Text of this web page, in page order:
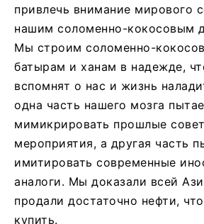
привлечь внимание мирового
нашим соломенно-кокосовым
Мы строим соломенно-
батырам и ханам в надежде,
вспомнят о нас и жизнь
одна часть нашего мозга
мимикрировать прошлые
мероприятия, а другая часть
имитировать современные
аналоги. Мы доказали всей
продали достаточно нефти,
купить.